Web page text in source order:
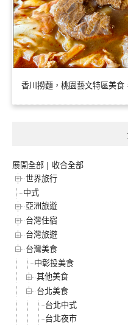
香川撈麵，桃園藝文特區美食
展開全部 | 收合全部
世界旅行
中式
亞洲旅遊
台灣住宿
台灣旅遊
台灣美食
中彰投美食
其他美食
台北美食
台北中式
台北夜市